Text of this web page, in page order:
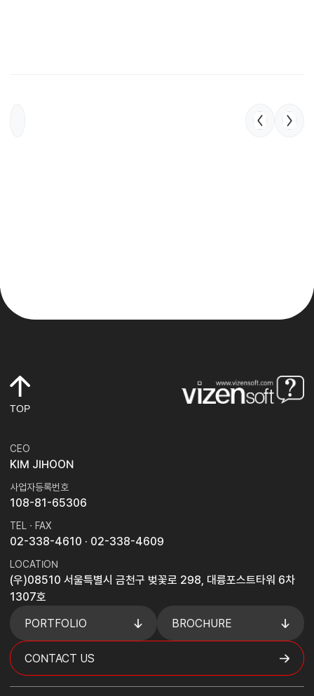
TOP
CEO
KIM JIHOON
사업자등록번호
108-81-65306
TEL · FAX
02-338-4610 · 02-338-4609
LOCATION
(우)08510 서울특별시 금천구 벚꽃로 298, 대륭포스트타워 6차
1307호
PORTFOLIO
BROCHURE
CONTACT US